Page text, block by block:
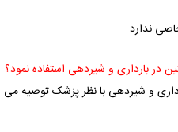
ندارد.
و شیردهی با نظر پزشک توصیه